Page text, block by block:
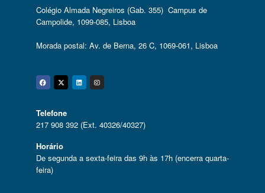
Colégio Almada Negreiros (Gab. 355) Campus de
Campolide, 1099-085, Lisboa
Morada postal: Av. de Berna, 26 C, 1069-061, Lisboa
Facebook
Twitter
Linkedin
Instagram
Telefone
217 908 392 (Ext. 40326/40327)
Horário
De segunda a sexta-feira das 9h às 17h (encerra quarta-
feira)